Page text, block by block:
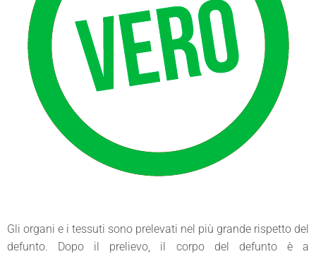
Gli organi e i tessuti sono prelevati nel più grande rispetto del
defunto. Dopo il prelievo, il corpo del defunto è a